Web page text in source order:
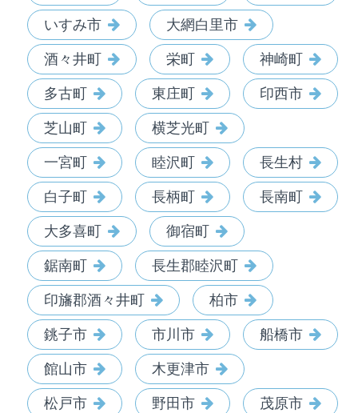
いすみ市 大網白里市
酒々井町 栄町 神崎町
多古町 東庄町 印西市
芝山町 横芝光町
一宮町 睦沢町 長生村
白子町 長柄町 長南町
大多喜町 御宿町
鋸南町 長生郡睦沢町
印旛郡酒々井町 柏市
銚子市 市川市 船橋市
館山市 木更津市
松戸市 野田市 茂原市